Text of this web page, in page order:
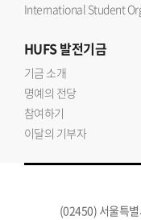
International Student
HUFS발전기금
기금 소개
명예의 전당
참여하기
이달의 기부자
(02450) 서울특